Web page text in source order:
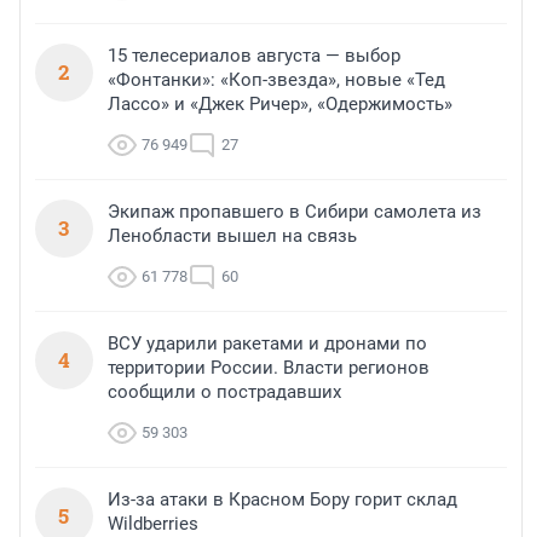
2
15 телесериалов августа — выбор
«Фонтанки»: «Коп-звезда», новые «Тед
Лассо» и «Джек Ричер», «Одержимость»
76 949 27
3
Экипаж пропавшего в Сибири самолета из
Ленобласти вышел на связь
61 778 60
4
ВСУ ударили ракетами и дронами по
территории России. Власти регионов
сообщили о пострадавших
59 303
5
Из-за атаки в Красном Бору горит склад
Wildberries